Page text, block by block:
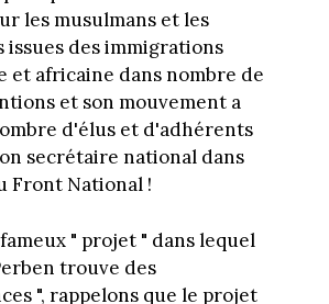
les musulmans et les
issues des immigrations
et africaine dans nombre de
et son mouvement a
d'élus et d'adhérents
secrétaire national dans
Front National !
" projet " dans lequel
trouve des
", rappelons que le projet